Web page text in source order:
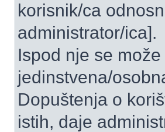
korisnik/ca
administrator/ica].
Ispod nje se
jedinstvena/
Dopuštenja o
istih, daje